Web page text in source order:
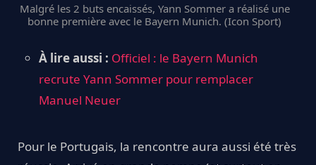
Malgré les 2 buts encaissés, Yann Sommer a réalisé une
bonne première avec le Bayern Munich. (Icon Sport)
À lire aussi : Officiel : le Bayern Munich
recrute Yann Sommer pour remplacer
Manuel Neuer
Pour le Portugais, la rencontre aura aussi été très